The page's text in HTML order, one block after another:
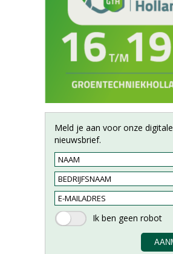
Meld je aan voor onze digitale
nieuwsbrief.